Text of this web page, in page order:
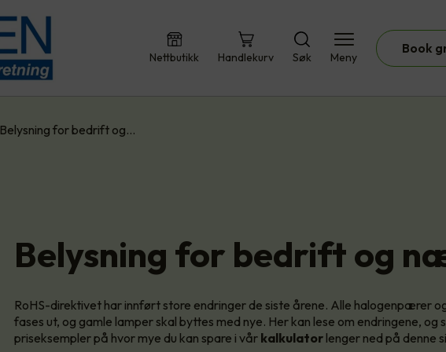
Nettbutikk Handlekurv Søk Meny
Book
Belysning for bedrift og…
Belysning for bedrift og
RoHS-direktivet har innført store endringer de siste årene. Alle halogenpærer
fases ut, og gamle lamper skal byttes med nye. Her kan lese om endringene, og
priseksempler på hvor mye du kan spare i vår kalkulator lenger ned på denne